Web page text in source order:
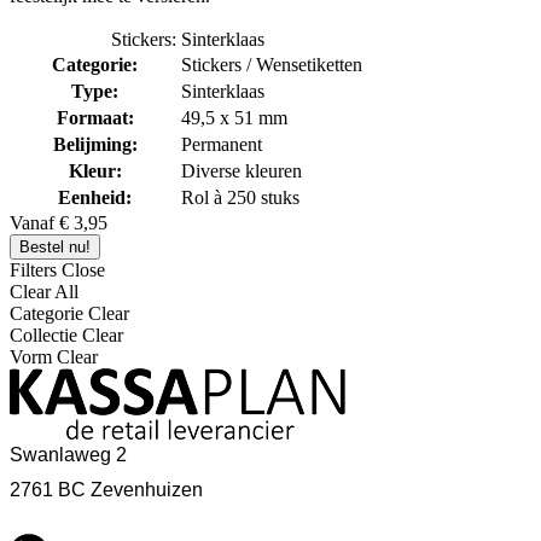
Sinterklaas Stickervellen
Heeft u gezien dat we dit jaar ook Sinterklaas stickervellen
verkopen? Versier uw cadeaus, kaarten en decoraties met deze
feestelijke stickers. Geef uw Sinterklaasviering een extra touch!
Stickers: Sinterklaas
Categorie:
Stickers / Wensetiketten
Type:
Sinterklaas
Formaat:
49,5 x 51 mm
Belijming:
Permanent
Kleur:
Diverse kleuren
Eenheid:
Rol à 250 stuks
Vanaf € 3,95
Bestel nu!
Filters Close
Clear All
Categorie Clear
Collectie Clear
Vorm Clear
Swanlaweg 2
2761 BC Zevenhuizen